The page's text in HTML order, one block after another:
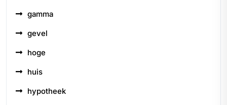
gamma
gevel
hoge
huis
hypotheek